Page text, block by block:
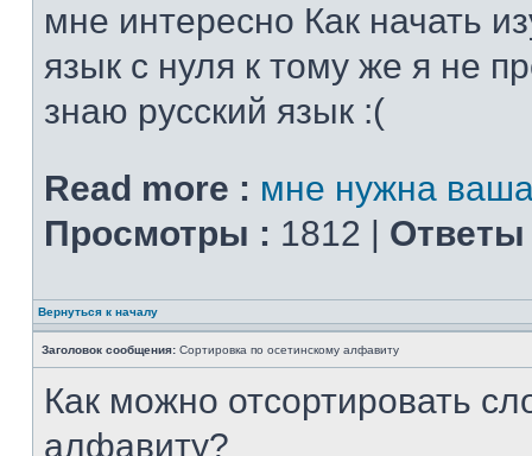
мне интересно Как начать
язык с нуля к тому же я не
знаю русский язык :(
Read more : мне нужна
Просмотры : 1812 | Ответы
Вернуться к началу
Заголовок сообщения: Сортировка по осетинскому алфавиту
Как можно отсортировать
алфавиту?